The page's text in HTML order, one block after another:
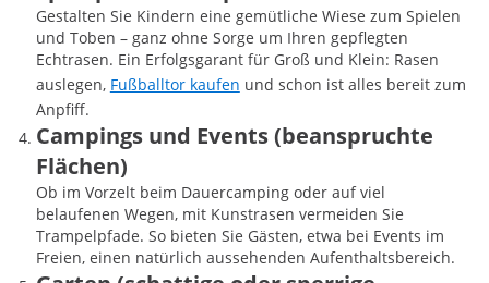
Gestalten Sie Kindern eine gemütliche Wiese zum Spielen
und Toben – ganz ohne Sorge um Ihren gepflegten
Echtrasen. Ein Erfolgsgarant für Groß und Klein: Rasen
auslegen, Fußballtor kaufen und schon ist alles bereit zum
Anpfiff.
Campings und Events (beanspruchte
Flächen)
Ob im Vorzelt beim Dauercamping oder auf viel
belaufenen Wegen, mit Kunstrasen vermeiden Sie
Trampelpfade. So bieten Sie Gästen, etwa bei Events im
Freien, einen natürlich aussehenden Aufenthaltsbereich.